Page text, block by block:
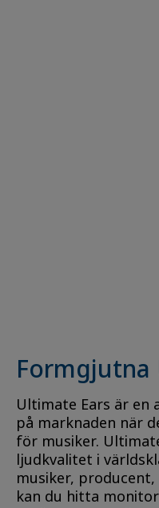
Formgjutna
Ultimate Ears är en
på marknaden när
för musiker.
ljudkvalitet i
musiker,
kan du hitta